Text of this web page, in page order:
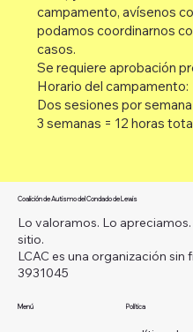
campamento, avísenos
podamos coordinarnos
casos.
Se requiere aprobación
Horario del campamento:
Dos sesiones por
3 semanas = 12 horas
Coalición de Autismo del Condado de Lewis
Lo valoramos. Lo
sitio.
LCAC es una organización
3931045
Menú Política